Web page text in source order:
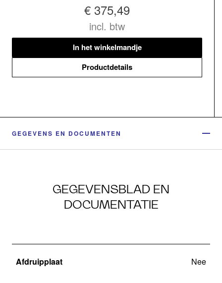
€ 375,49
incl. btw
In het winkelmandje
Productdetails
GEGEVENS EN DOCUMENTEN
GEGEVENSBLAD EN
DOCUMENTATIE
Afdruipplaat Nee